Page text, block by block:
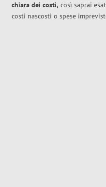
chiara dei costi, così saprai
costi nascosti o spese